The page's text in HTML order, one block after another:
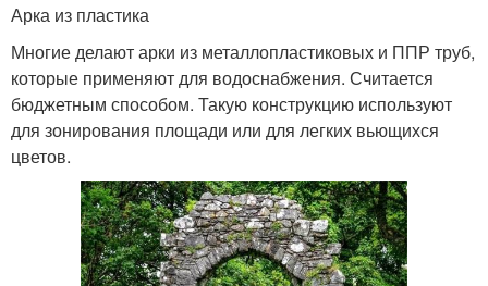
Арка из пластика
Многие делают арки из металлопластиковых и ППР труб,
которые применяют для водоснабжения. Считается
бюджетным способом. Такую конструкцию используют
для зонирования площади или для легких вьющихся
цветов.